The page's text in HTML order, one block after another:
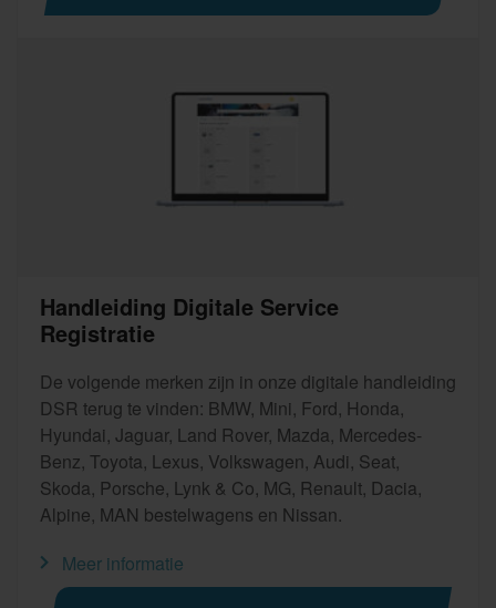
Handleiding Digitale Service
Registratie
De volgende merken zijn in onze digitale handleiding
DSR terug te vinden: BMW, Mini, Ford, Honda,
Hyundai, Jaguar, Land Rover, Mazda, Mercedes-
Benz, Toyota, Lexus, Volkswagen, Audi, Seat,
Skoda, Porsche, Lynk & Co, MG, Renault, Dacia,
Alpine, MAN bestelwagens en Nissan.
Meer informatie